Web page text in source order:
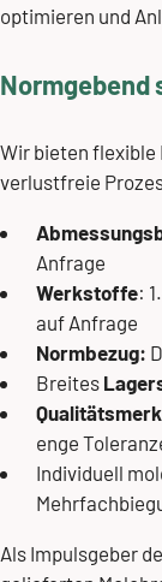
optimieren und
Normgebend
Wir bieten flexible
verlustfreie
Anfrage
Werkstoffe:
auf Anfrage
Normbezug:
Breites
enge
Individuell
Als Impulsgeber